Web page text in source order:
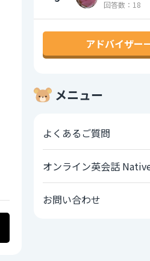
回答数：18
アドバイザー
メニュー
よくあるご質問
オンライン英会話
お問い合わせ